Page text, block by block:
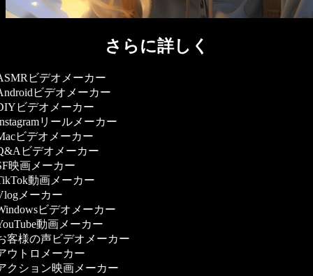
さらに詳しく
ビデオメーカー
ビデオメーカー
ビデオメーカー
リールメーカー
ビデオメーカー
ビデオメーカー
映画メーカー
動画メーカー
メーカー
ビデオメーカー
動画メーカー
客様の声ビデオメーカー
ウトロメーカー
クション映画メーカー